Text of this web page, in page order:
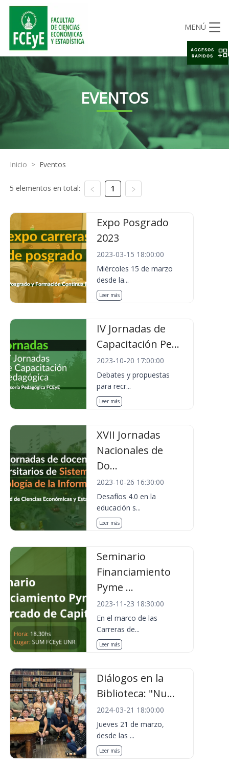
MENÚ
EVENTOS
Inicio > Eventos
5 elementos en total: 1
Expo Posgrado
2023
2023-03-15 18:00:00
Miércoles 15 de marzo
desde la...
Leer más
IV Jornadas de
Capacitación Pe...
2023-10-20 17:00:00
Debates y propuestas
para recr...
Leer más
XVII Jornadas
Nacionales de
Do...
2023-10-26 16:30:00
Desafíos 4.0 en la
educación s...
Leer más
Seminario
Financiamiento
Pyme ...
2023-11-23 18:30:00
En el marco de las
Carreras de...
Leer más
Diálogos en la
Biblioteca: "Nu...
2024-03-21 18:00:00
Jueves 21 de marzo,
desde las ...
Leer más
ACCESOS
RAPIDOS